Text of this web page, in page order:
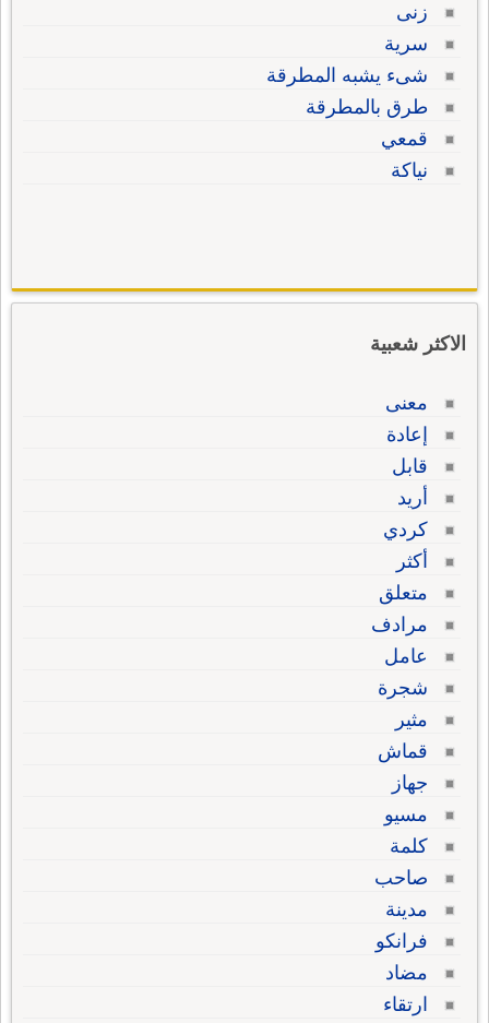
زنى
سرية
شىء يشبه المطرقة
طرق بالمطرقة
قمعي
نياكة
الاكثر شعبية
معنى
إعادة
قابل
أريد
كردي
أكثر
متعلق
مرادف
عامل
شجرة
مثير
قماش
جهاز
مسيو
كلمة
صاحب
مدينة
فرانكو
مضاد
ارتقاء